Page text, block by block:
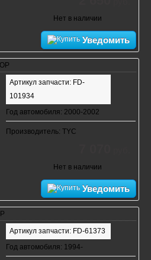
Нет в наличии
Уведомить
Артикул запчасти: FD-
101934
Год автомобиля: 2000-2002
Производитель: TYC
Нет в наличии
Уведомить
Артикул запчасти: FD-61373
Год автомобиля: 1994-